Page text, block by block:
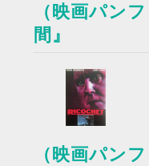
（映画パン
間』
（映画パン